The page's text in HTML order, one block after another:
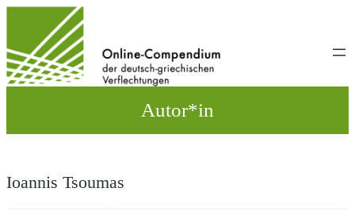
wechseln
Autor*in
Ioannis Tsoumas